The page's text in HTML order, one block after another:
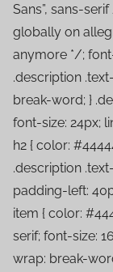
Sans”, sans-
globally on
anymore */;
.description
break-word; }
font-size: 24px;
h2 { color:
.description
padding-left:
item { color:
serif; font-size:
wrap: break-